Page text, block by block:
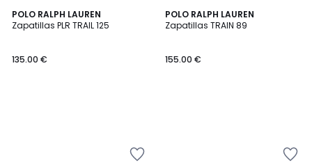
POLO RALPH LAUREN
Zapatillas PLR TRAIL 125
135.00 €
POLO RALPH LAUREN
Zapatillas TRAIN 89
155.00 €